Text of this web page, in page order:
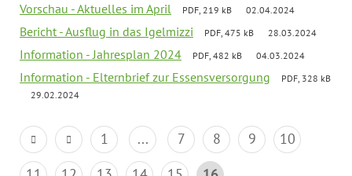
Vorschau - Aktuelles im April PDF, 219 kB 02.04.2024
Bericht - Ausflug in das Igelmizzi PDF, 475 kB 28.03.2024
Information - Jahresplan 2024 PDF, 482 kB 04.03.2024
Information - Elternbrief zur Essensversorgung
PDF, 328 kB
29.02.2024
1 ... 7 8 9
10